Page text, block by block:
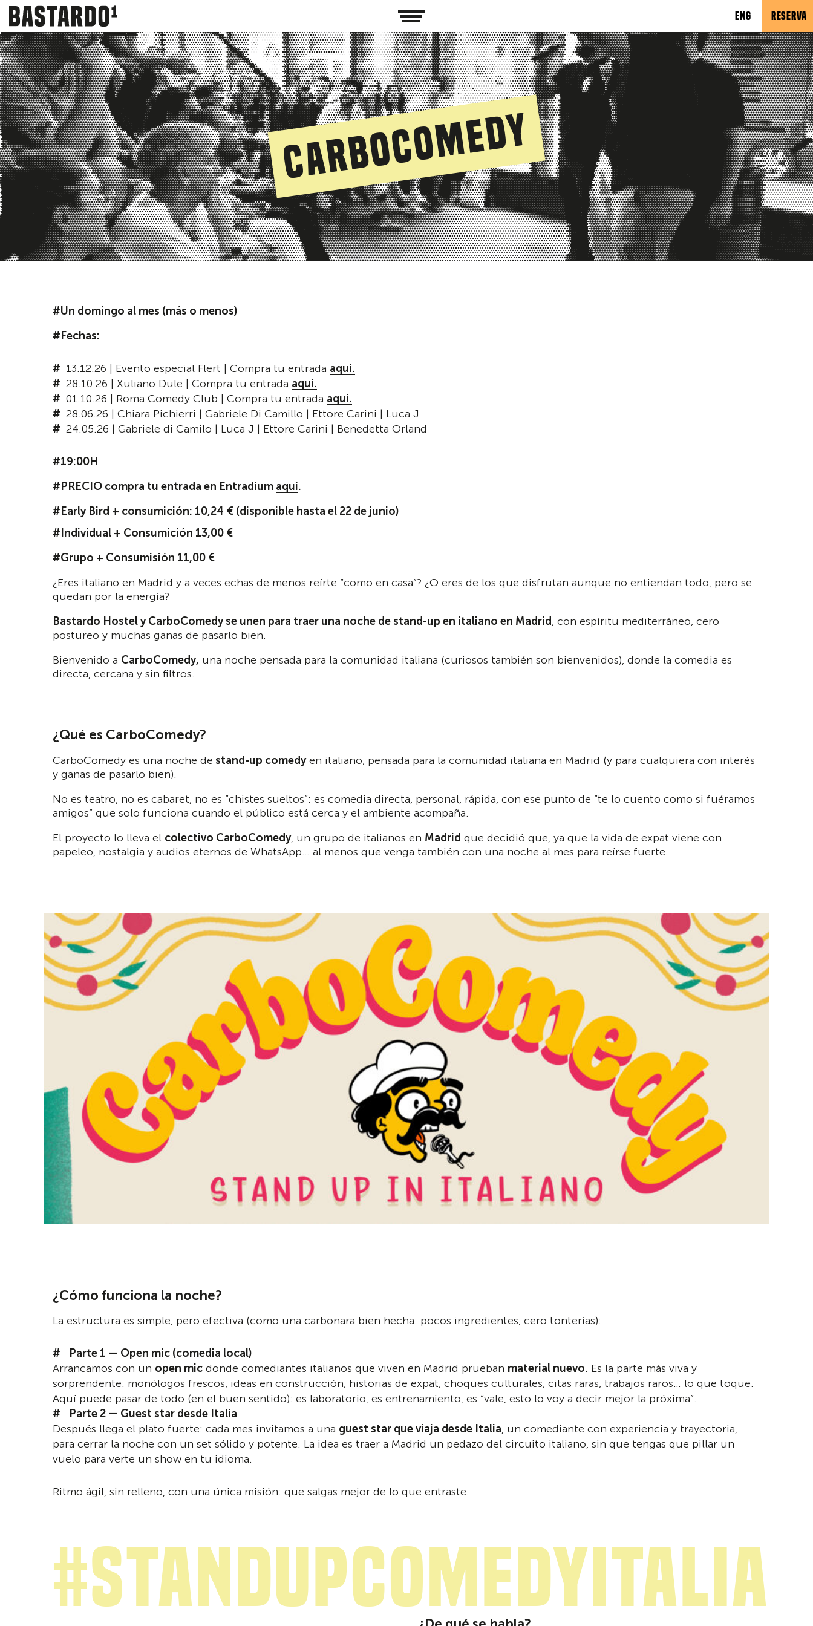
ENG RESERVA
CarboComedy
#Un domingo al mes (más o menos)
#Fechas:
13.12.26 | Evento especial Flert | Compra tu entrada aquí.
28.10.26 | Xuliano Dule | Compra tu entrada aquí.
01.10.26 | Roma Comedy Club | Compra tu entrada aquí.
28.06.26 | Chiara Pichierri | Gabriele Di Camillo | Ettore Carini | Luca J
24.05.26 | Gabriele di Camilo | Luca J | Ettore Carini | Benedetta Orland
#19:00H
#PRECIO compra tu entrada en Entradium aquí.
#Early Bird + consumición: 10,24 € (disponible hasta el 22 de junio)
#Individual + Consumición 13,00 €
#Grupo + Consumisión 11,00 €
¿Eres italiano en Madrid y a veces echas de menos reírte “como en casa”? ¿O eres de los que disfrutan aunque no entiendan todo, pero se
quedan por la energía?
Bastardo Hostel y CarboComedy se unen para traer una noche de stand-up en italiano en Madrid, con espíritu mediterráneo, cero
postureo y muchas ganas de pasarlo bien.
Bienvenido a CarboComedy, una noche pensada para la comunidad italiana (curiosos también son bienvenidos), donde la comedia es
directa, cercana y sin filtros.
¿Qué es CarboComedy?
CarboComedy es una noche de stand-up comedyen italiano, pensada para la comunidad italiana en Madrid (y para cualquiera con interés
y ganas de pasarlo bien).
No es teatro, no es cabaret, no es “chistes sueltos”: es comedia directa, personal, rápida, con ese punto de “te lo cuento como si fuéramos
amigos” que solo funciona cuando el público está cerca y el ambiente acompaña.
El proyecto lo lleva el colectivo CarboComedy, un grupo de italianos en Madrid que decidió que, ya que la vida de expat viene con
papeleo, nostalgia y audios eternos de WhatsApp… al menos que venga también con una noche al mes para reírse fuerte.
¿Cómo funciona la noche?
La estructura es simple, pero efectiva (como una carbonara bien hecha: pocos ingredientes, cero tonterías):
Parte 1 — Open mic (comedia local)
Arrancamos con un open mic donde comediantes italianos que viven en Madrid prueban material nuevo. Es la parte más viva y
sorprendente: monólogos frescos, ideas en construcción, historias de expat, choques culturales, citas raras, trabajos raros… lo que toque.
Aquí puede pasar de todo (en el buen sentido): es laboratorio, es entrenamiento, es “vale, esto lo voy a decir mejor la próxima”.
Parte 2 — Guest star desde Italia
Después llega el plato fuerte: cada mes invitamos a una guest star que viaja desde Italia, un comediante con experiencia y trayectoria,
para cerrar la noche con un set sólido y potente. La idea es traer a Madrid un pedazo del circuito italiano, sin que tengas que pillar un
vuelo para verte un show en tu idioma.
Ritmo ágil, sin relleno, con una única misión: que salgas mejor de lo que entraste.
#standupcomedyitalia